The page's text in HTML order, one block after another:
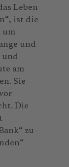
Leben
ist die
um
und
und
am
Sie
Die
zu